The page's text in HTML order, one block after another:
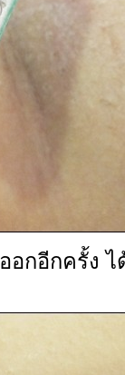
ออกอีกครั้ง